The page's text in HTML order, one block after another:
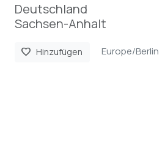
Deutschland
Sachsen-Anhalt
favorite Hinzufügen Europe/Berlin